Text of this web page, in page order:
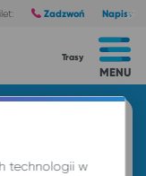
Zadzwoń Napisz
MENU
Trasy
technologii w